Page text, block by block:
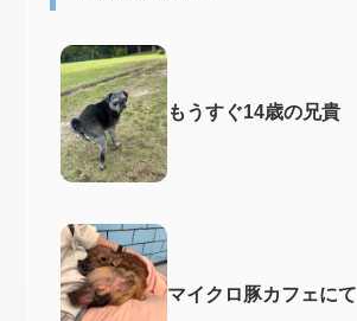
もうすぐ14歳の兄貴
マイクロ豚カフェにて